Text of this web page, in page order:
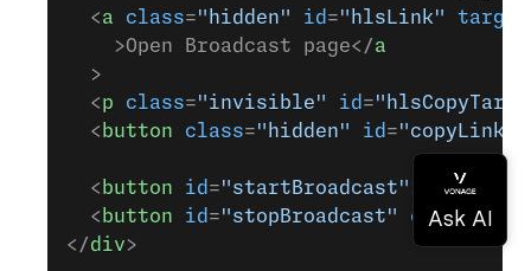
  <
a class="hidden" id ="hlsLink" target
    >Open Broadcast page</
a
  >
  <
p class="invisible" id =
  <
button class="hidden" id ="copyLink"
  <
button id ="startBroadcast"
>Start
  <
button id ="stopBroadcast" class =
</div>